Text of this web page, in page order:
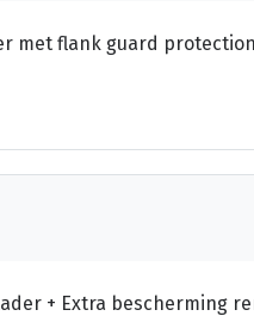
met flank guard
+ Extra bescherming